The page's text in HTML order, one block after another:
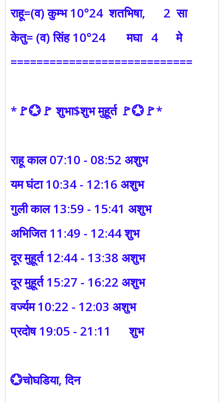
राहू=(व) कुम्भ 10°24 शतभिषा, 2 सा
केतु= (व) सिंह 10°24 मघा 4 मे
============================
*🚩💮🚩 शुभा$शुभ मुहूर्त 🚩💮🚩*
राहू काल 07:10 - 08:52 अशुभ
यम घंटा 10:34 - 12:16 अशुभ
गुली काल 13:59 - 15:41 अशुभ
अभिजित 11:49 - 12:44 शुभ
दूर मुहूर्त 12:44 - 13:38 अशुभ
दूर मुहूर्त 15:27 - 16:22 अशुभ
वर्ज्यम 10:22 - 12:03 अशुभ
प्रदोष 19:05 - 21:11 शुभ
💮चोघडिया, दिन